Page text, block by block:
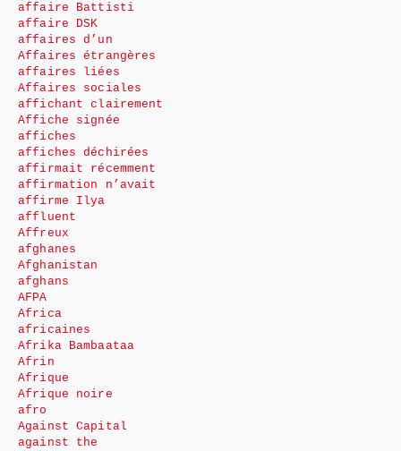
affaire Battisti
affaire DSK
affaires d’un
Affaires étrangères
affaires liées
Affaires sociales
affichant clairement
Affiche signée
affiches
affiches déchirées
affirmait récemment
affirmation n’avait
affirme Ilya
affluent
Affreux
afghanes
Afghanistan
afghans
AFPA
Africa
africaines
Afrika Bambaataa
Afrin
Afrique
Afrique noire
afro
Against Capital
against the